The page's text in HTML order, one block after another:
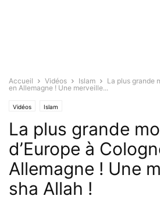
Accueil Vidéos Islam
La plus grande
en Allemagne ! Une merveille...
Vidéos Islam
La plus grande
d’Europe à
Allemagne ! Une
sha Allah !